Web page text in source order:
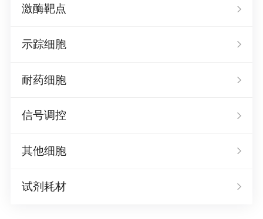
激酶靶点
示踪细胞
耐药细胞
信号调控
其他细胞
试剂耗材